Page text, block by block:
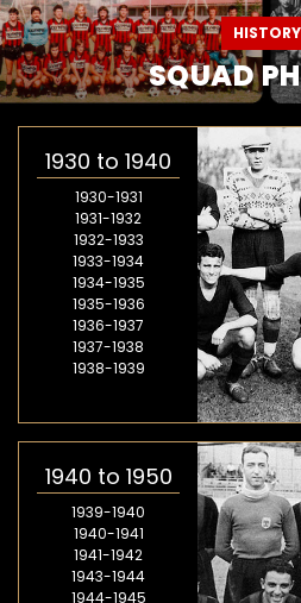
HISTORY
SQUAD
1930 to 1940
1930-1931
1931-1932
1932-1933
1933-1934
1934-1935
1935-1936
1936-1937
1937-1938
1938-1939
1940 to 1950
1939-1940
1940-1941
1941-1942
1943-1944
1944-1945